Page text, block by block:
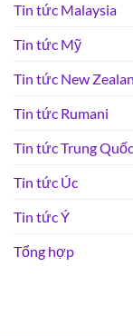
Tin tức Malaysia
Tin tức Mỹ
Tin tức New
Tin tức Rumani
Tin tức Trung Quốc
Tin tức Úc
Tin tức Ý
Tổng hợp